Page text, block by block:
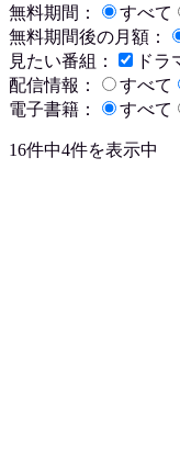
無料期間：
すべて
無料期間後の月額：
見たい番組：
ドラ
配信情報：
すべて
電子書籍：
すべて
16件中4件を表示中